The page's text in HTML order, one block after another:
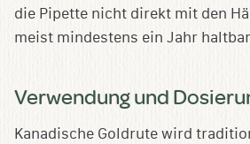
die Pipette nicht direkt mit den
meist mindestens ein Jahr
Verwendung und
Kanadische Goldrute wird